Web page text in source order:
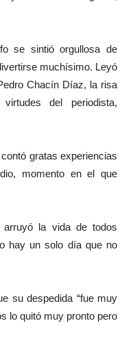
se sintió orgullosa de
muchísimo. Leyó
Chacín Díaz, la risa
del periodista,
gratas experiencias
momento en el que
arruyó la vida de todos
hay un solo día que no
su despedida “fue muy
lo quitó muy pronto pero